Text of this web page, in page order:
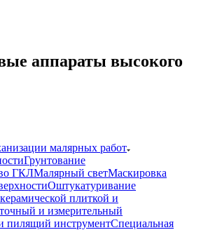
аппараты высокого
малярных работ
Грунтование
ГКЛМалярный светМаскировка
Оштукатуривание
плиткой и
и измерительный
пилящий инструментСпециальная